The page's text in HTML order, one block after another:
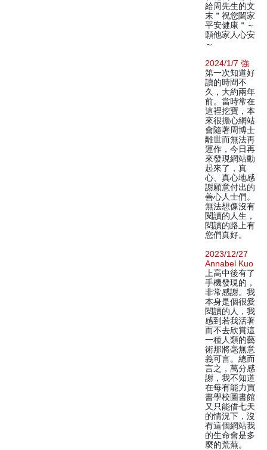
給周先生的文
末＂祝您闔家
平安健康＂～
願他家人心安
～
2024/1/7 強
第一次知道好
讀的時間不
久，大約兩年
前。當時常在
這裡挖寶，本
來很擔心網站
會隨著周博士
離世而無法再
運作，今日再
來發現網站動
起來了，真
心、真心地感
謝願意付出的
善心人士們。
無法想像沒有
閱讀的人生，
閱讀的路上有
您們真好。
2023/12/27
Annabel Kuo
上高中後有了
手機發現的，
非常感謝。我
本身是個很愛
閱讀的人，我
感到若我活著
而不去欣賞這
一種人類的藝
術那將毫無意
義可言。總而
言之，萬分感
謝，我不知道
在每有能力買
書學校圖書館
又只能借七天
的情況下，沒
有這個網站我
的生命會是多
麼的荒蕪。